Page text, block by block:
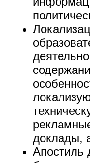
доклады,
Апостиль